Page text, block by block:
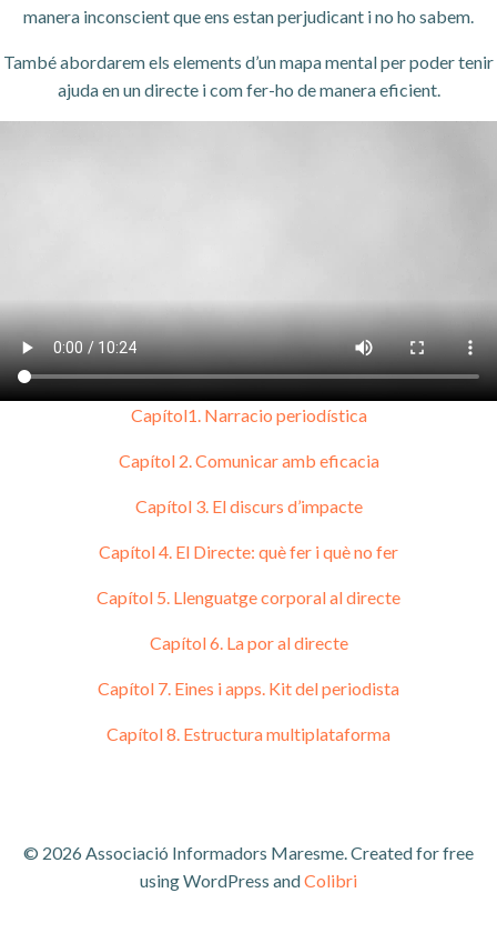
manera inconscient que ens estan perjudicant i no ho sabem.
També abordarem els elements d’un mapa mental per poder tenir
ajuda en un directe i com fer-ho de manera eficient.
Capítol1. Narracio periodística
Capítol 2. Comunicar amb eficacia
Capítol 3. El discurs d’impacte
Capítol 4. El Directe: què fer i què no fer
Capítol 5. Llenguatge corporal al directe
Capítol 6. La por al directe
Capítol 7. Eines i apps. Kit del periodista
Capítol 8. Estructura multiplataforma
© 2026 Associació Informadors Maresme. Created for free
using WordPress andColibri